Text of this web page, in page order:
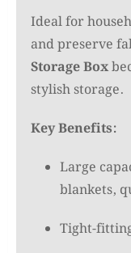
Ideal for
and preserve
Storage Box
stylish storage.
Key Benefits:
Large
blankets,
Tight-